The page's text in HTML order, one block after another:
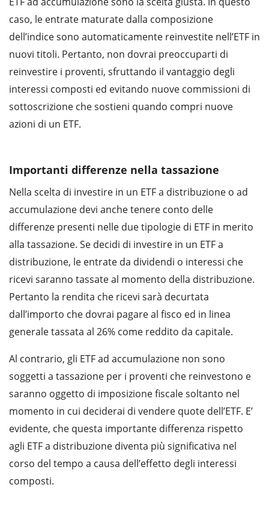
caso, le entrate maturate dalla composizione
dell’indice sono automaticamente reinvestite nell’ETF in
nuovi titoli. Pertanto, non dovrai preoccuparti di
reinvestire i proventi, sfruttando il vantaggio degli
interessi composti ed evitando nuove commissioni di
sottoscrizione che sostieni quando compri nuove
azioni di un ETF.
Importanti differenze nella tassazione
Nella scelta di investire in un ETF a distribuzione o ad
accumulazione devi anche tenere conto delle
differenze presenti nelle due tipologie di ETF in merito
alla tassazione. Se decidi di investire in un ETF a
distribuzione, le entrate da dividendi o interessi che
ricevi saranno tassate al momento della distribuzione.
Pertanto la rendita che ricevi sarà decurtata
dall’importo che dovrai pagare al fisco ed in linea
generale tassata al 26% come reddito da capitale.
Al contrario, gli ETF ad accumulazione non sono
soggetti a tassazione per i proventi che reinvestono e
saranno oggetto di imposizione fiscale soltanto nel
momento in cui deciderai di vendere quote dell’ETF. E’
evidente, che questa importante differenza rispetto
agli ETF a distribuzione diventa più significativa nel
corso del tempo a causa dell’effetto degli interessi
composti.